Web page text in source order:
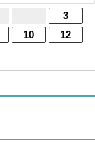
3
10
12